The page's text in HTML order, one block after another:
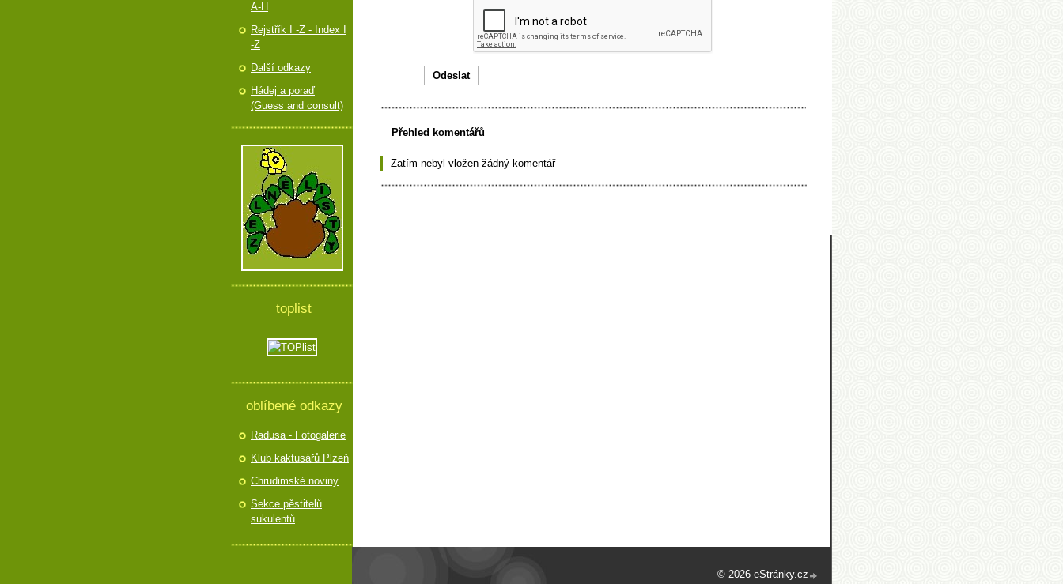
Přehled komentářů
Zatím nebyl vložen žádný komentář
A-H
Rejstřík I -Z - Index I
-Z
Další odkazy
Hádej a poraď
(Guess and consult)
toplist
oblíbené odkazy
Radusa - Fotogalerie
Klub kaktusářů Plzeň
Chrudimské noviny
Sekce pěstitelů
sukulentů
© 2026 eStránky.cz